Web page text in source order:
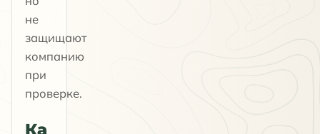
не
защищают
компанию
при
проверке.
Ка